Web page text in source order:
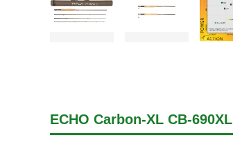
ECHO Carbon-XL CB-690XL